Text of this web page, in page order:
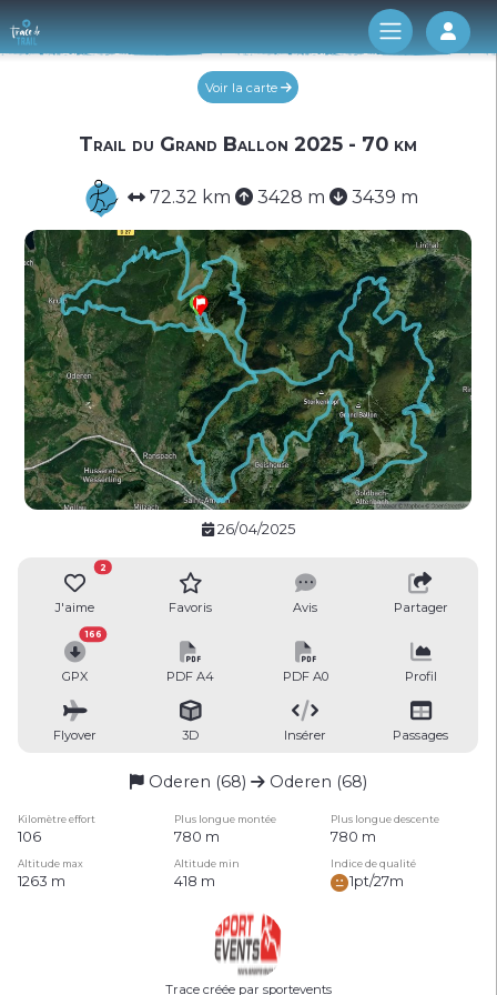
Log
Voir la carte
Trail du Grand Ballon 2025 - 70 km
72.32 km 3428 m 3439 m
26/04/2025
J'aime
2
Favoris Avis Partager
GPX
166
PDF A4 PDF A0 Profil
Flyover 3D Insérer Passages
Oderen (68) Oderen (68)
Kilomètre effort Plus longue montée Plus longue descente
106 780 m 780 m
Altitude max Altitude min Indice de qualité
1263 m 418 m 1pt/27m
Trace créée par sportevents